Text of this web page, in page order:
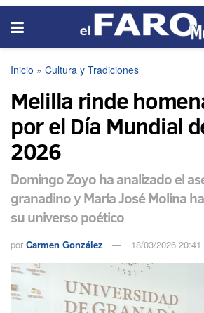
Inicio » Cultura y Tradiciones
Melilla rinde
por el Día Mundial
2026
Domingo Zoyo ha analizado el
granadino y María José Molina
su universo poético
por Carmen González 18/03/2026